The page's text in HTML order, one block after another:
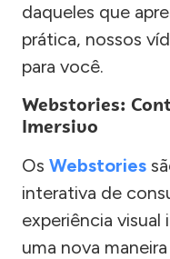
daqueles que
prática, nossos
para você.
Webstories:
Imersivo
Os Webstories
interativa de
experiência visual
uma nova